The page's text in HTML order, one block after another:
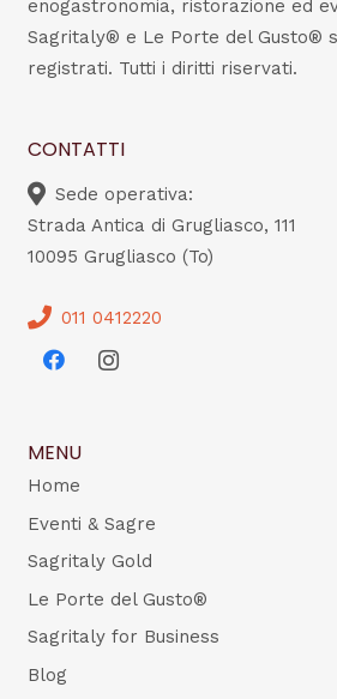
enogastronomia, ristorazione ed
Sagritaly® e Le Porte del Gusto®
registrati. Tutti i diritti riservati.
CONTATTI
Sede operativa:
Strada Antica di Grugliasco, 111
10095 Grugliasco (To)
011 0412220
MENU
Home
Eventi & Sagre
Sagritaly Gold
Le Porte del Gusto®
Sagritaly for Business
Blog